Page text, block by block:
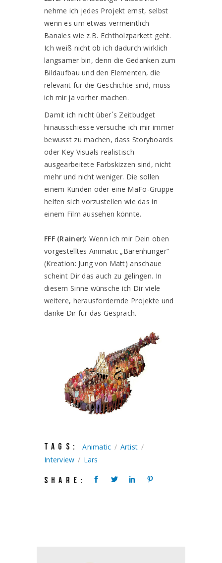
nehme ich jedes Projekt ernst, selbst
wenn es um etwas vermeintlich
Banales wie z.B. Echtholzparkett geht.
Ich weiß nicht ob ich dadurch wirklich
langsamer bin, denn die Gedanken zum
Bildaufbau und den Elementen, die
relevant für die Geschichte sind, muss
ich mir ja vorher machen.
Damit ich nicht über´s Zeitbudget
hinausschiesse versuche ich mir immer
bewusst zu machen, dass Storyboards
oder Key Visuals realistisch
ausgearbeitete Farbskizzen sind, nicht
mehr und nicht weniger. Die sollen
einem Kunden oder eine MaFo-Gruppe
helfen sich vorzustellen wie das in
einem Film aussehen könnte.
FFF (Rainer): Wenn ich mir Dein oben
vorgestelltes Animatic „Bärenhunger“
(Kreation: Jung von Matt) anschaue
scheint Dir das auch zu gelingen. In
diesem Sinne wünsche ich Dir viele
weitere, herausfordernde Projekte und
danke Dir für das Gespräch.
TAGS: Animatic
Artist
Interview
Lars
SHARE: